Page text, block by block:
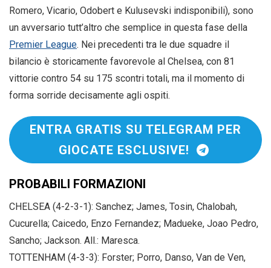
Romero, Vicario, Odobert e Kulusevski indisponibili), sono
un avversario tutt’altro che semplice in questa fase della
Premier League. Nei precedenti tra le due squadre il
bilancio è storicamente favorevole al Chelsea, con 81
vittorie contro 54 su 175 scontri totali, ma il momento di
forma sorride decisamente agli ospiti.
ENTRA GRATIS SU TELEGRAM PER
GIOCATE ESCLUSIVE!
PROBABILI FORMAZIONI
CHELSEA (4-2-3-1): Sanchez; James, Tosin, Chalobah,
Cucurella; Caicedo, Enzo Fernandez; Madueke, Joao Pedro,
Sancho; Jackson. All.: Maresca.
TOTTENHAM (4-3-3): Forster; Porro, Danso, Van de Ven,